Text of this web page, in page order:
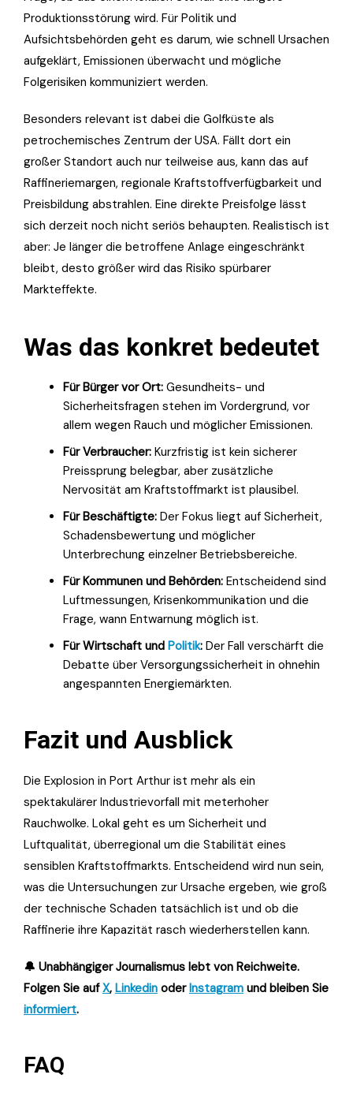
Produktionsstörung wird. Für Politik und
Aufsichtsbehörden geht es darum, wie schnell Ursachen
aufgeklärt, Emissionen überwacht und mögliche
Folgerisiken kommuniziert werden.
Besonders relevant ist dabei die Golfküste als
petrochemisches Zentrum der USA. Fällt dort ein
großer Standort auch nur teilweise aus, kann das auf
Raffineriemargen, regionale Kraftstoffverfügbarkeit und
Preisbildung abstrahlen. Eine direkte Preisfolge lässt
sich derzeit noch nicht seriös behaupten. Realistisch ist
aber: Je länger die betroffene Anlage eingeschränkt
bleibt, desto größer wird das Risiko spürbarer
Markteffekte.
Was das konkret bedeutet
Für Bürger vor Ort: Gesundheits- und
Sicherheitsfragen stehen im Vordergrund, vor
allem wegen Rauch und möglicher Emissionen.
Für Verbraucher: Kurzfristig ist kein sicherer
Preissprung belegbar, aber zusätzliche
Nervosität am Kraftstoffmarkt ist plausibel.
Für Beschäftigte: Der Fokus liegt auf Sicherheit,
Schadensbewertung und möglicher
Unterbrechung einzelner Betriebsbereiche.
Für Kommunen und Behörden: Entscheidend sind
Luftmessungen, Krisenkommunikation und die
Frage, wann Entwarnung möglich ist.
Für Wirtschaft und Politik: Der Fall verschärft die
Debatte über Versorgungssicherheit in ohnehin
angespannten Energiemärkten.
Fazit und Ausblick
Die Explosion in Port Arthur ist mehr als ein
spektakulärer Industrievorfall mit meterhoher
Rauchwolke. Lokal geht es um Sicherheit und
Luftqualität, überregional um die Stabilität eines
sensiblen Kraftstoffmarkts. Entscheidend wird nun sein,
was die Untersuchungen zur Ursache ergeben, wie groß
der technische Schaden tatsächlich ist und ob die
Raffinerie ihre Kapazität rasch wiederherstellen kann.
🔔 Unabhängiger Journalismus lebt von Reichweite.
Folgen Sie aufX, Linkedin oderInstagram und bleiben Sie
informiert.
FAQ